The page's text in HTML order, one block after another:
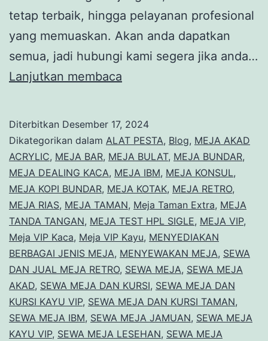
tetap terbaik, hingga pelayanan profesional
yang memuaskan. Akan anda dapatkan
semua, jadi hubungi kami segera jika anda…
Lanjutkan membaca
Akhir
Tahun
Sewa
Meja
Jakarta
Diterbitkan Desember 17, 2024
Dikategorikan dalam ALAT PESTA, Blog, MEJA AKAD
ACRYLIC, MEJA BAR, MEJA BULAT, MEJA BUNDAR,
MEJA DEALING KACA, MEJA IBM, MEJA KONSUL,
MEJA KOPI BUNDAR, MEJA KOTAK, MEJA RETRO,
MEJA RIAS, MEJA TAMAN, Meja Taman Extra, MEJA
TANDA TANGAN, MEJA TEST HPL SIGLE, MEJA VIP,
Meja VIP Kaca, Meja VIP Kayu, MENYEDIAKAN
BERBAGAI JENIS MEJA, MENYEWAKAN MEJA, SEWA
DAN JUAL MEJA RETRO, SEWA MEJA, SEWA MEJA
AKAD, SEWA MEJA DAN KURSI, SEWA MEJA DAN
KURSI KAYU VIP, SEWA MEJA DAN KURSI TAMAN,
SEWA MEJA IBM, SEWA MEJA JAMUAN, SEWA MEJA
KAYU VIP, SEWA MEJA LESEHAN, SEWA MEJA